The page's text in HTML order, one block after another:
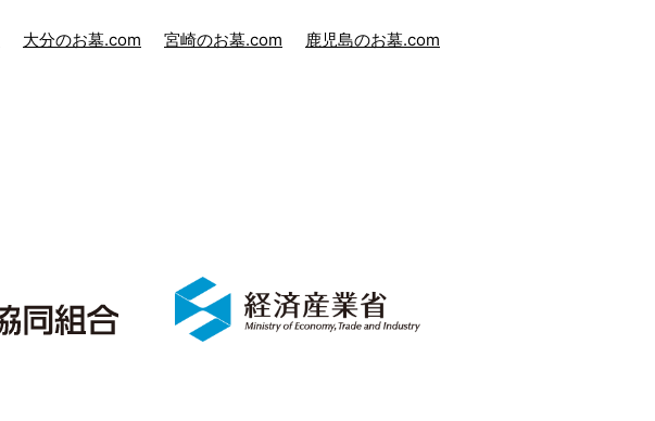
大分のお墓.com 宮崎のお墓.com
鹿児島のお墓.com